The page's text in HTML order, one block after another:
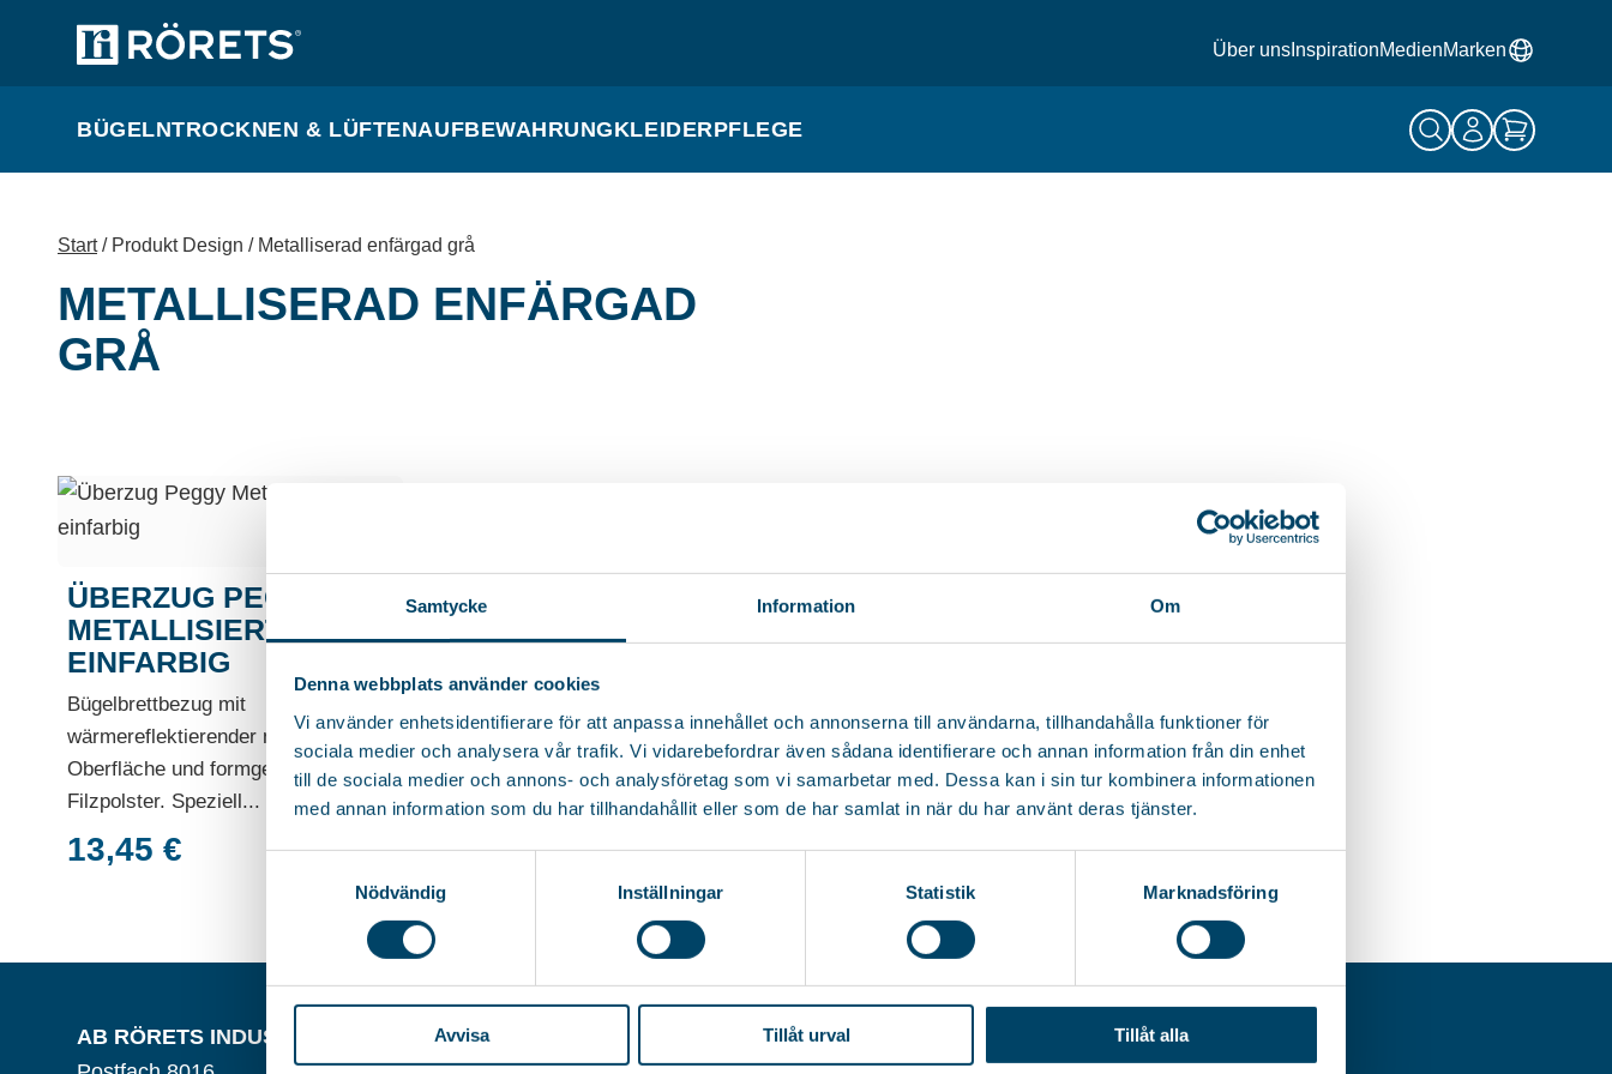
Samtycke Information Om
Denna webbplats använder cookies
Vi använder enhetsidentifierare för att anpassa innehållet och annonserna till användarna, tillhandahålla funktioner för
sociala medier och analysera vår trafik. Vi vidarebefordrar även sådana identifierare och annan information från din enhet
till de sociala medier och annons- och analysföretag som vi samarbetar med. Dessa kan i sin tur kombinera informationen
med annan information som du har tillhandahållit eller som de har samlat in när du har använt deras tjänster.
Nödvändig
Inställningar Statistik Marknadsföring
Avvisa Tillåt urval Tillåt alla
Über uns InspirationMedienMarken
BÜGELNTROCKNEN & LÜFTENAUFBEWAHRUNGKLEIDERPFLEGE
Start/ Produkt Design / Metalliserad enfärgad grå
METALLISERAD ENFÄRGAD
GRÅ
ÜBERZUG PEGGY
METALLISIERT
EINFARBIG
Bügelbrettbezug mit
wärmereflektierender metallisierter
Oberfläche und formgeschnittenem
Filzpolster. Speziell...
13,45 €
AB RÖRETS INDUSTRIER
BESUCHSADRESSE
TELEFON
ORG.-NR.